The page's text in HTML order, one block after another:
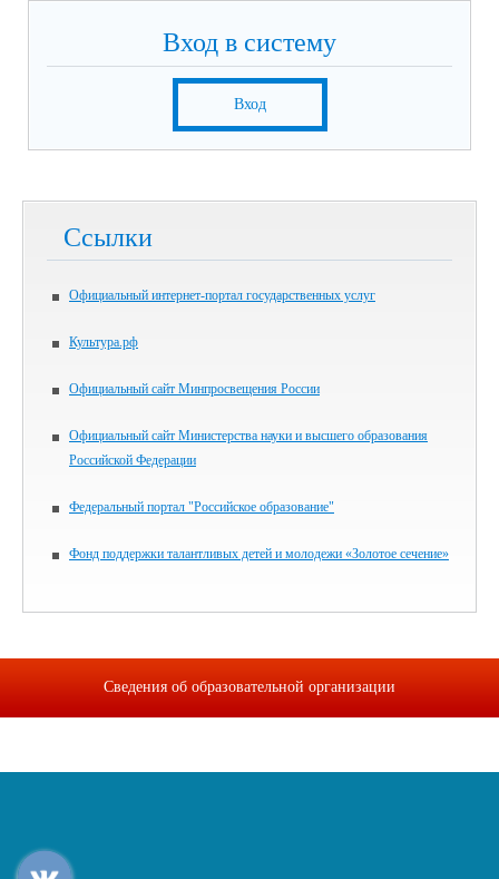
Вход в систему
Вход
Ссылки
Официальный интернет-портал государственных услуг
Культура.рф
Официальный сайт Минпросвещения России
Официальный сайт Министерства науки и высшего образования
Российской Федерации
Федеральный портал "Российское образование"
Фонд поддержки талантливых детей и молодежи «Золотое сечение»
Сведения об образовательной организации